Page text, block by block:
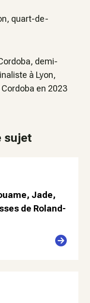
quart-de-
demi-
à Lyon,
en 2023
sujet
Jade,
de Roland-